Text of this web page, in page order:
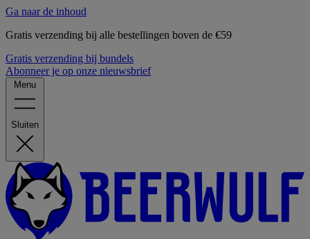
Ga naar de inhoud
Gratis verzending bij alle bestellingen boven de €59
Gratis verzending bij bundels
Abonneer je op onze nieuwsbrief
Menu
Sluiten